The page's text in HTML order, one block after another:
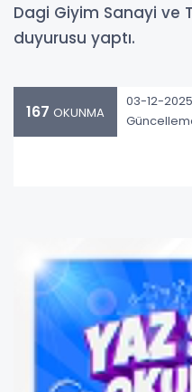
Dagi Giyim Sanayi ve
duyurusu yaptı.
167 OKUNMA
03-12-